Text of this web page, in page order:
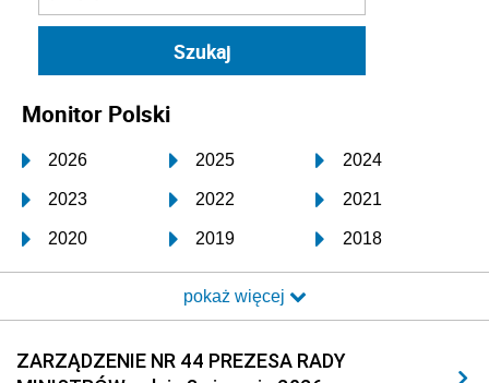
Monitor Polski
2026 2025 2024
2023 2022 2021
2020 2019 2018
2017 2016 2015
2014 2013 2012
2011 2010 2009
pokaż więcej
ZARZĄDZENIE NR 44 PREZESA RADY